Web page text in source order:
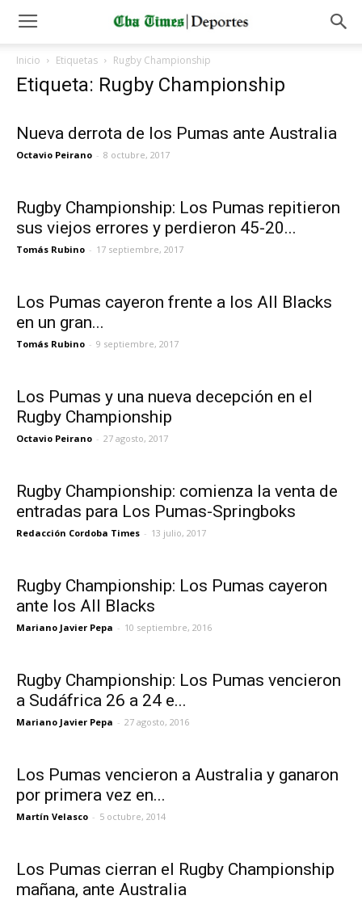
Inicio Etiquetas Rugby Championship
Etiqueta: Rugby Championship
Nueva derrota de los Pumas ante Australia
Octavio Peirano - 8 octubre, 2017
Rugby Championship: Los Pumas repitieron
sus viejos errores y perdieron 45-20...
Tomás Rubino - 17 septiembre, 2017
Los Pumas cayeron frente a los All Blacks
en un gran...
Tomás Rubino - 9 septiembre, 2017
Los Pumas y una nueva decepción en el
Rugby Championship
Octavio Peirano - 27 agosto, 2017
Rugby Championship: comienza la venta de
entradas para Los Pumas-Springboks
Redacción Cordoba Times - 13 julio, 2017
Rugby Championship: Los Pumas cayeron
ante los All Blacks
Mariano Javier Pepa - 10 septiembre, 2016
Rugby Championship: Los Pumas vencieron
a Sudáfrica 26 a 24 e...
Mariano Javier Pepa - 27 agosto, 2016
Los Pumas vencieron a Australia y ganaron
por primera vez en...
Martín Velasco - 5 octubre, 2014
Los Pumas cierran el Rugby Championship
mañana, ante Australia